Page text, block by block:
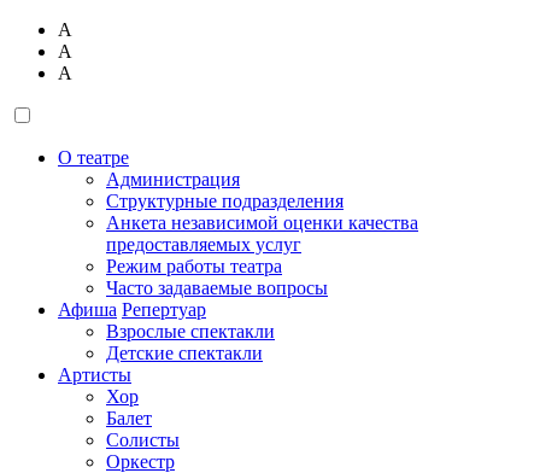
А
А
А
О театре
Администрация
Структурные подразделения
Анкета независимой оценки качества
предоставляемых услуг
Режим работы театра
Часто задаваемые вопросы
Афиша Репертуар
Взрослые спектакли
Детские спектакли
Артисты
Хор
Балет
Солисты
Оркестр